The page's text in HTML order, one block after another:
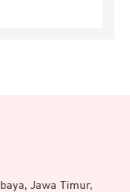
Jawa Timur,